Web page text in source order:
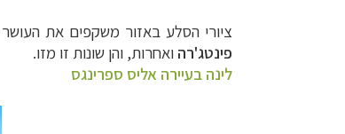
ציורי הסלע באזור משקפים את העושר
פינטג'רה ואחרות, והן שונות זו מזו.
לינה בעיירה אליס ספרינגס